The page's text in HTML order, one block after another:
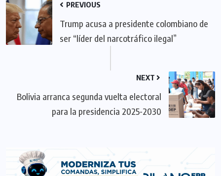
PREVIOUS
Trump acusa a presidente colombiano de
ser “líder del narcotráfico ilegal”
NEXT
Bolivia arranca segunda vuelta electoral
para la presidencia 2025-2030